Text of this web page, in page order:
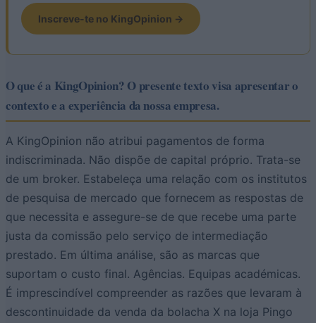
Inscreve-te no KingOpinion →
O que é a KingOpinion? O presente texto visa apresentar o
contexto e a experiência da nossa empresa.
A KingOpinion não atribui pagamentos de forma
indiscriminada. Não dispõe de capital próprio. Trata-se
de um broker. Estabeleça uma relação com os institutos
de pesquisa de mercado que fornecem as respostas de
que necessita e assegure-se de que recebe uma parte
justa da comissão pelo serviço de intermediação
prestado. Em última análise, são as marcas que
suportam o custo final. Agências. Equipas académicas.
É imprescindível compreender as razões que levaram à
descontinuidade da venda da bolacha X na loja Pingo